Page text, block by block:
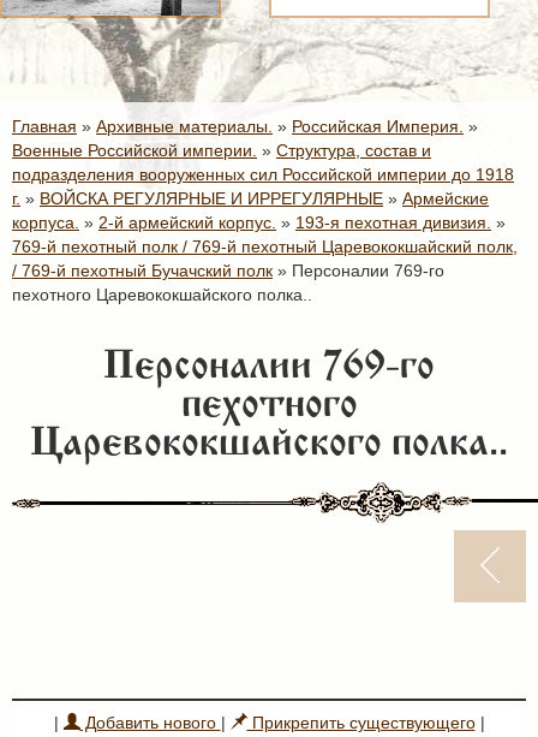
Главная » Архивные материалы. » Российская Империя. »
Военные Российской империи. » Структура, состав и
подразделения вооруженных сил Российской империи до 1918
г. » ВОЙСКА РЕГУЛЯРНЫЕ И ИРРЕГУЛЯРНЫЕ » Армейские
корпуса. » 2-й армейский корпус. » 193-я пехотная дивизия. »
769-й пехотный полк / 769-й пехотный Царевококшайский полк,
/ 769-й пехотный Бучачский полк » Персоналии 769-го
пехотного Царевококшайского полка..
Персоналии 769-го
пехотного
Царевококшайского полка..
| Добавить нового | Прикрепить существующего|